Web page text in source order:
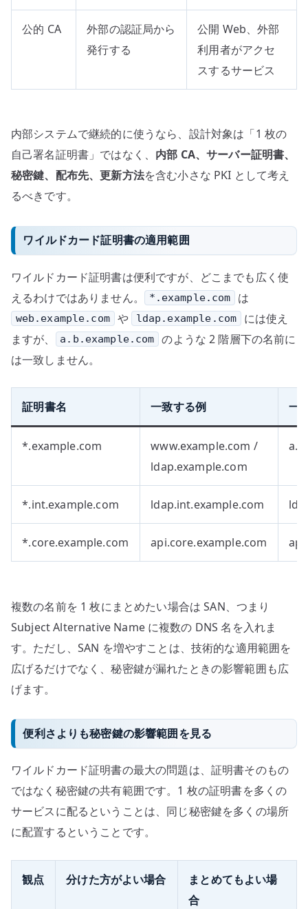
公的 CA
外部の認証局から
発行する
公開 Web、外部
利用者がアクセ
スするサービス
内部システムで継続的に使うなら、設計対象は「1 枚の
自己署名証明書」ではなく、 内部 CA、サーバー証明書、
秘密鍵、配布先、更新方法を含む小さな PKI として考え
るべきです。
ワイルドカード証明書の適用範囲
ワイルドカード証明書は便利ですが、どこまでも広く使
えるわけではありません。
*.example.com は
web.example.com や ldap.example.com
には使え
ますが、
a.b.example.com
のような 2 階層下の名前に
は一致しません。
証明書名 一致する例 一
*.example.com
www.example.com /
ldap.example.com
*.int.example.com ldap.int.example.com
*.core.example.com api.core.example.com
複数の名前を 1 枚にまとめたい場合は SAN、つまり
Subject Alternative Name に複数の DNS 名を入れま
す。ただし、SAN を増やすことは、技術的な適用範囲を
広げるだけでなく、秘密鍵が漏れたときの影響範囲も広
げます。
便利さよりも秘密鍵の影響範囲を見る
ワイルドカード証明書の最大の問題は、証明書そのもの
ではなく秘密鍵の共有範囲です。1 枚の証明書を多くの
サービスに配るということは、同じ秘密鍵を多くの場所
に配置するということです。
観点 分けた方がよい場合
まとめてもよい場
合